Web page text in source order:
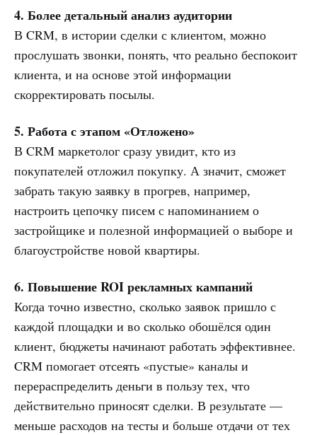
4. Более детальный анализ аудитории
В CRM, в истории сделки с клиентом, можно
прослушать звонки, понять, что реально беспокоит
клиента, и на основе этой информации
скорректировать посылы.
5. Работа с этапом «Отложено»
В CRM маркетолог сразу увидит, кто из
покупателей отложил покупку. А значит, сможет
забрать такую заявку в прогрев, например,
настроить цепочку писем с напоминанием о
застройщике и полезной информацией о выборе и
благоустройстве новой квартиры.
6. Повышение ROI рекламных кампаний
Когда точно известно, сколько заявок пришло с
каждой площадки и во сколько обошёлся один
клиент, бюджеты начинают работать эффективнее.
CRM помогает отсеять «пустые» каналы и
перераспределить деньги в пользу тех, что
действительно приносят сделки. В результате —
меньше расходов на тесты и больше отдачи от тех